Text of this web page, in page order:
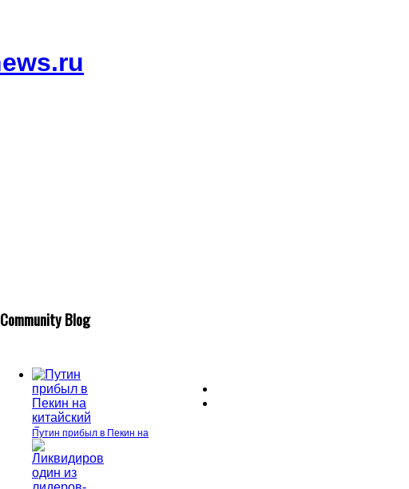
Community Blog
Путин прибыл в Пекин на